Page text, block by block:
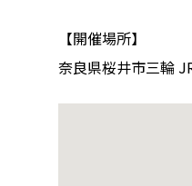
【開催場所】
奈良県桜井市三輪